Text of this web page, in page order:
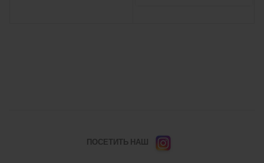
ПОСЕТИТЬ НАШ